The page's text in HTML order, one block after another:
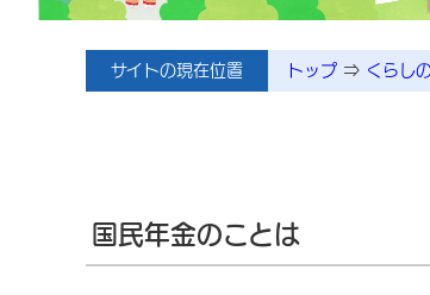
サイトの現在位置 トップ ⇒ くらし
国民年金のことは